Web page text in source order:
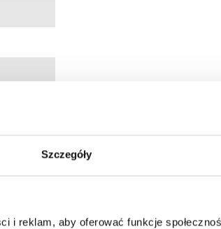
Szczegóły
i reklam, aby oferować funkcje